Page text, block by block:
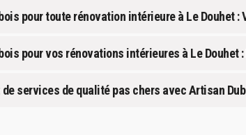
pour toute rénovation intérieure à Le Douhet
pour vos rénovations intérieures à Le Douhet
services de qualité pas chers avec Artisan